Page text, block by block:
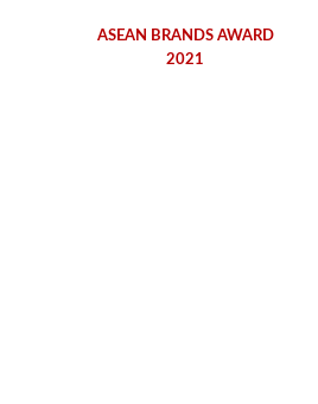
ASEAN BRANDS AWARD
2021